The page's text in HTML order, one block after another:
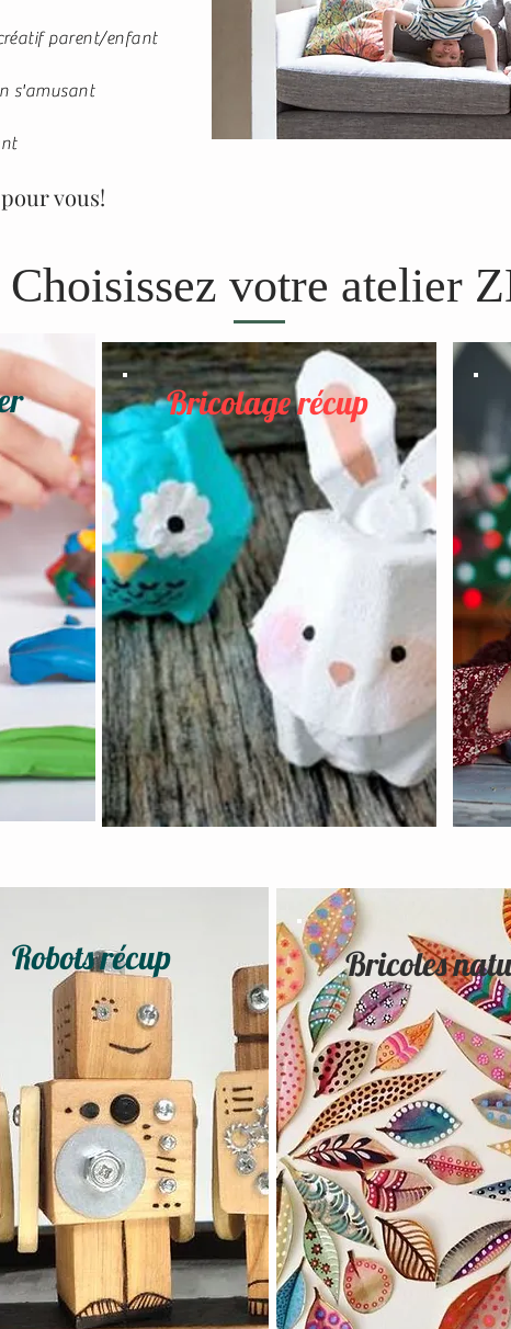
vous!
parent/enfant
s'amusant
Choisissez votre atelier
Bricolage récup
Bricoles
Robots récup